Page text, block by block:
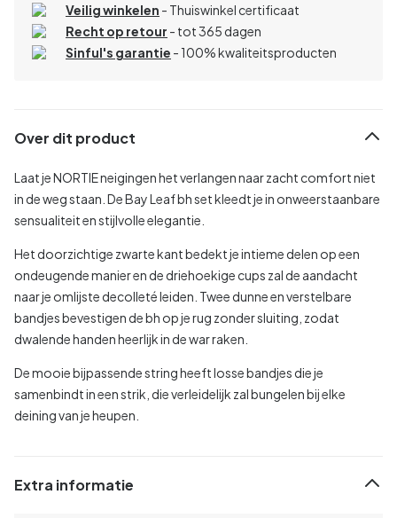
Veilig winkelen - Thuiswinkel certificaat
Recht op retour - tot 365 dagen
Sinful's garantie - 100% kwaliteitsproducten
Over dit product
Laat je NORTIE neigingen het verlangen naar zacht comfort niet
in de weg staan. De Bay Leaf bh set kleedt je in onweerstaanbare
sensualiteit en stijlvolle elegantie.
Het doorzichtige zwarte kant bedekt je intieme delen op een
ondeugende manier en de driehoekige cups zal de aandacht
naar je omlijste decolleté leiden. Twee dunne en verstelbare
bandjes bevestigen de bh op je rug zonder sluiting, zodat
dwalende handen heerlijk in de war raken.
De mooie bijpassende string heeft losse bandjes die je
samenbindt in een strik, die verleidelijk zal bungelen bij elke
deining van je heupen.
Extra informatie